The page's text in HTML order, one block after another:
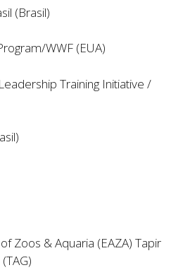
(Brasil)
WWF (EUA)
Training Initiative /
Zoos & Aquaria (EAZA) Tapir